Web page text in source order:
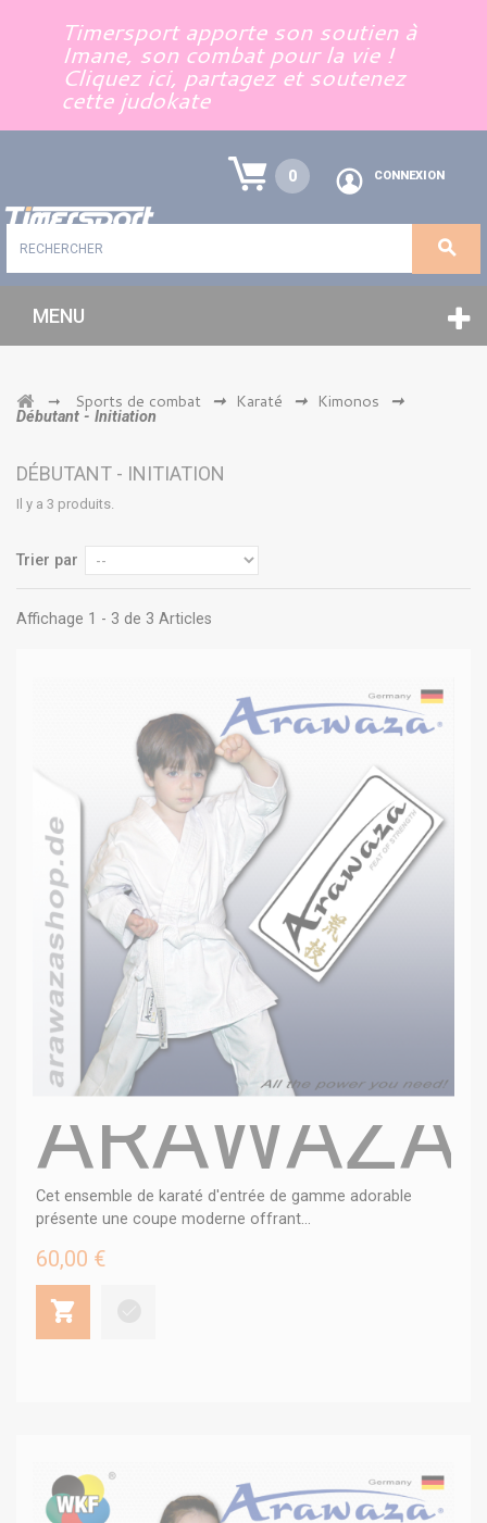
Timersport apporte son soutien à
Imane, son combat pour la vie !
Cliquez ici, partagez et soutenez
cette judokate
0 CONNEXION
MENU
➞ Sports de combat ➞ Karaté ➞ Kimonos
➞
Débutant - Initiation
DÉBUTANT - INITIATION
Il y a 3 produits.
Trier par
Affichage 1 - 3 de 3 Articles
Cet ensemble de karaté d'entrée de gamme adorable
présente une coupe moderne offrant...
60,00 €